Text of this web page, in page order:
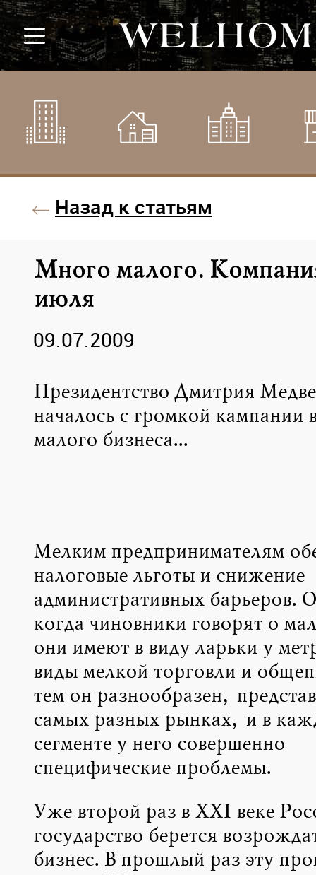
Назад к статьям
Много малого.
июля
09.07.2009
Президентство Дмитрия
началось с громкой кампании
малого бизнеса...
Мелким предпринимателям
налоговые льготы и снижение
административных барьеров.
когда чиновники говорят о
они имеют в виду ларьки у
виды мелкой торговли и
тем он разнообразен,
самых разных рынках, и в
сегменте у него совершенно
специфические проблемы.
Уже второй раз в XXI веке
государство берется
бизнес. В прошлый раз эту